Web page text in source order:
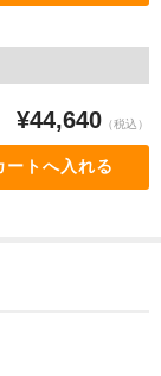
¥44,640 （税込）